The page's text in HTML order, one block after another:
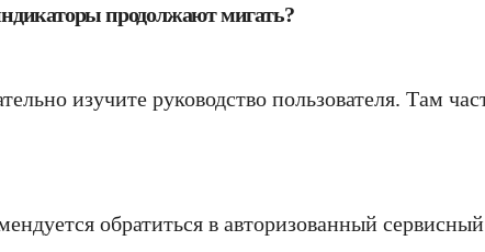
продолжают мигать?
изучите руководство пользователя. Там
обратиться в авторизованный